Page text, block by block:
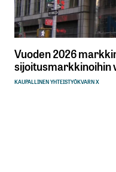
Vuoden 2026
sijoitusmarkkinoihin
KAUPALLINEN YHTEISTYÖKVARN X